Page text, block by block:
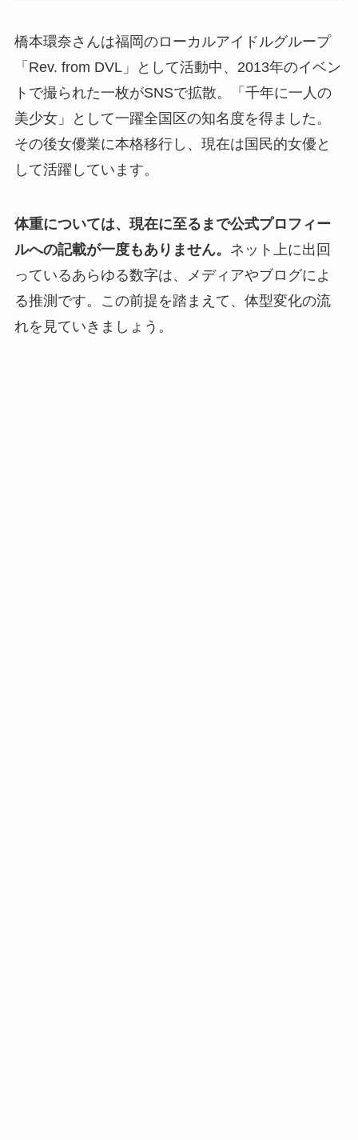
橋本環奈さんは福岡のローカルアイドルグループ
「Rev. from DVL」として活動中、2013年のイベン
トで撮られた一枚がSNSで拡散。「千年に一人の
美少女」として一躍全国区の知名度を得ました。
その後女優業に本格移行し、現在は国民的女優と
して活躍しています。
体重については、現在に至るまで公式プロフィー
ルへの記載が一度もありません。 ネット上に出回
っているあらゆる数字は、メディアやブログによ
る推測です。この前提を踏まえて、体型変化の流
れを見ていきましょう。